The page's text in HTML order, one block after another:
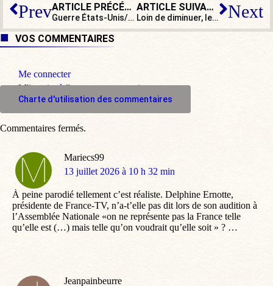
Prev ARTICLE PRÉCÉDENT
Guerre États-Unis/Iran : et c’est reparti pour un tour !
ARTICLE SUIVANT
Loin de diminuer, le fait religieux en entreprise est à son niveau le plus haut Next
VOS COMMENTAIRES
Me connecter
M'inscrire à l'espace commentaire
Charte d'utilisation des commentaires
Mariecs99
dit
13 juillet 2026 à 10 h 32 min
À peine parodié tellement c’est réaliste. Delphine Ernotte,
présidente de France-TV, n’a-t’elle pas dit lors de son audition à
l’Assemblée Nationale «on ne représente pas la France telle
qu’elle est (…) mais telle qu’on voudrait qu’elle soit » ? …
Jeanpainbeurre
Commentaires fermés.